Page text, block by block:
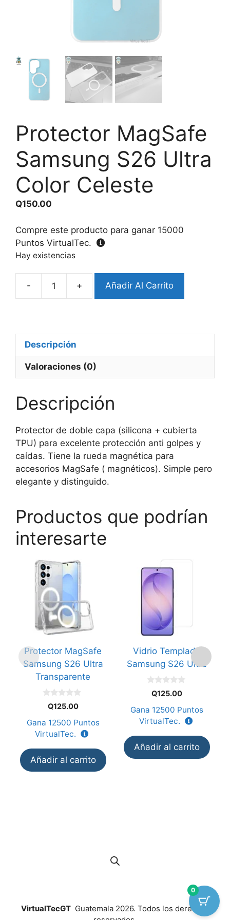
Protector MagSafe
Samsung S26 Ultra
Color Celeste
Q150.00
Compre este producto para ganar 15000
Puntos VirtualTec.
Hay existencias
-
Protector
Color
Celeste
cantidad
+ Añadir Al Carrito
Descripción
Valoraciones (0)
Descripción
Protector de doble capa (silicona + cubierta
TPU) para excelente protección anti golpes y
caídas. Tiene la rueda magnética para
accesorios MagSafe ( magnéticos). Simple pero
elegante y distinguido.
Productos que podrían
interesarte
Protector MagSafe
Samsung S26 Ultra
Transparente
5
Q125.00
Gana 12500 Puntos
VirtualTec.
Añadir al carrito
Vidrio Templado
Samsung S26 Ultra
5
Q125.00
Gana 12500 Puntos
VirtualTec.
Añadir al carrito
VirtualTecGTGuatemala 2026. Todos los derechos
0